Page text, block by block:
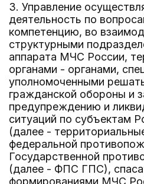
3. Управление
деятельность по
компетенцию, во
структурными
аппарата МЧС России,
органами - органами,
уполномоченными
гражданской обороны и
предупреждению и
ситуаций по субъектам
(далее -
федеральной
Государственной
(далее - ФПС ГПС),
формированиями МЧС